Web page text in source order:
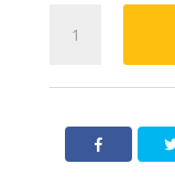
cantidad